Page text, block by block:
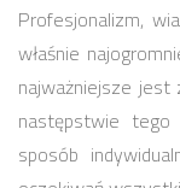
Profesjonalizm,
właśnie
najważniejsze
następstwie
sposób